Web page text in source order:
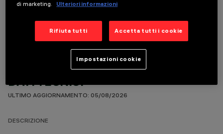
COMPONENTI OPZIONALI
DATI TECNICI
ULTIMO AGGIORNAMENTO: 05/08/2026
DESCRIZIONE
di marketing. Ulteriori informazioni
Rifiuta tutti Accetta tutti i cookie
Impostazioni cookie